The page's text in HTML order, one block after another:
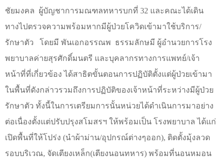
ชัยมงคล ผู้บัญชาการมณฑลทหารบกที่ 32 และคณะได้เดิน
ทางไปตรวจความพร้อมหากมีผู้ป่วยโควิดเข้ามาใช้บริการ/
รักษาตัว
โดยมี พันเอกอรรณพ ธรรมลักษมี ผู้อำนวยการโรง
พยาบาลค่ายสุรศักดิ์มนตรี และบุคลากรทางการแพทย์/เจ้า
หน้าที่ที่เกี่ยวข้อง ได้สาธิตขั้นตอนการปฏิบัติตั้งแต่ผู้ป่วยเข้ามา
ในพื้นที่ดังกล่าวรวมถึงการปฏิบัติของเจ้าหน้าที่ระหว่างมีผู้ป่วย
รักษาตัว ทั้งนี้ในการเตรียมการนั้นหน่วยได้ดำเนินการมาอย่าง
ต่อเนื่องตั้งแต่ปรับปรุงสโมสรฯ ให้พร้อมเป็น โรงพยาบาล ได้แก่
เปิดพื้นที่ให้โปร่ง (นำผ้าม่าน/อุปกรณ์ต่างๆออก), ติดตั้งมุ้งลวด
รอบบริเวณ, จัดเตียงเหล็ก(เตียงนอนทหาร) พร้อมที่นอนหมอน